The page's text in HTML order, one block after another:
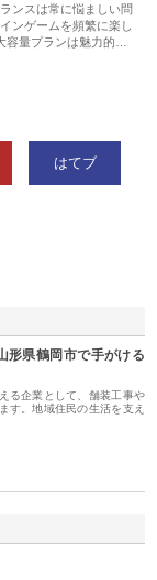
ンスは常に悩ましい問
ンゲームを頻繁に楽し
容量プランは魅力的…
はてブ
形県鶴岡市で手がける
る企業として、舗装工事や
す。地域住民の生活を支え